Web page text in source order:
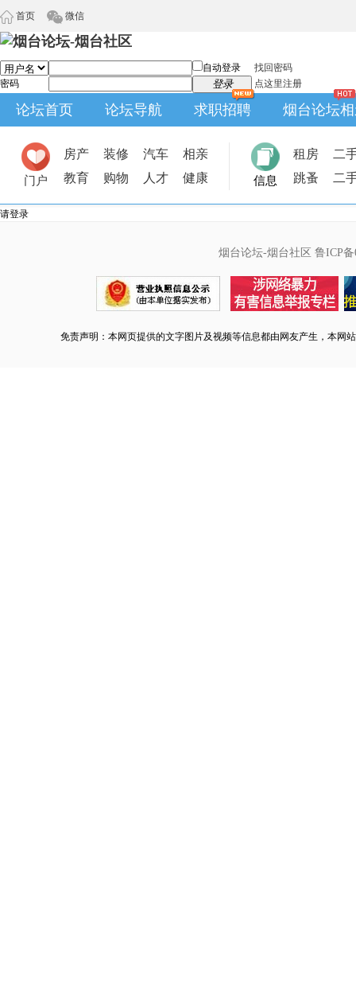
首页 微信
自动登录
找回密码
密码
登录 点这里注册
论坛首页 论坛导航 求职招聘 烟台论坛
门户
房产 装修 汽车
相亲
教育
购物 人才 健康 信息
租房
二
跳蚤
二
请登录
烟台论坛-烟台社区 鲁ICP备
免责声明：本网页提供的文字图片及视频等信息都由网友产生，本网